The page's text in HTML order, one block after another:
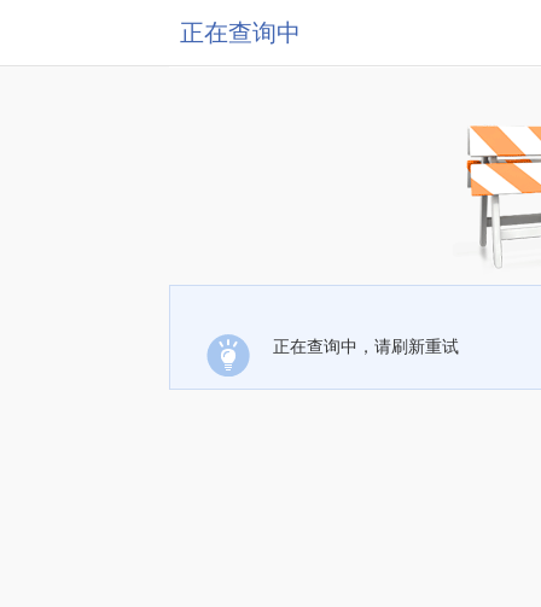
正在查询中
正在查询中，请刷新重试